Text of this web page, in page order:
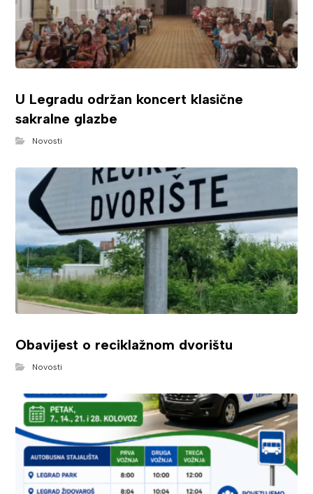
U Legradu održan koncert klasične
sakralne glazbe
Novosti
Obavijest o reciklažnom dvorištu
Novosti